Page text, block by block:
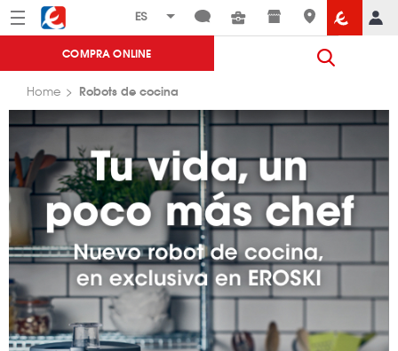
Menú Eroski
COMPRA ONLINE
Home Robots de cocina